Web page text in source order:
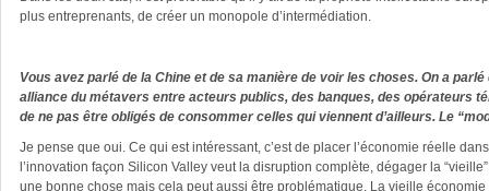
plus entreprenants, de créer un monopole d’intermédiation.
Vous avez parlé de la Chine et de sa manière de voir les choses. On a
alliance du métavers entre acteurs publics, des banques, des opérateurs
de ne pas être obligés de consommer celles qui viennent d’ailleurs. Le
Je pense que oui. Ce qui est intéressant, c’est de placer l’économie réelle
l’innovation façon Silicon Valley veut la disruption complète, dégager la
une bonne chose mais cela peut aussi être problématique. La vieille